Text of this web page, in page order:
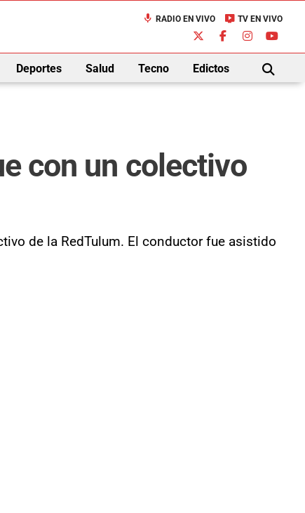
mic RADIO EN VIVO live_tv TV EN VIVO
Deportes Salud Tecno Edictos
BUSCAR
con un colectivo
de la RedTulum. El conductor fue asistido